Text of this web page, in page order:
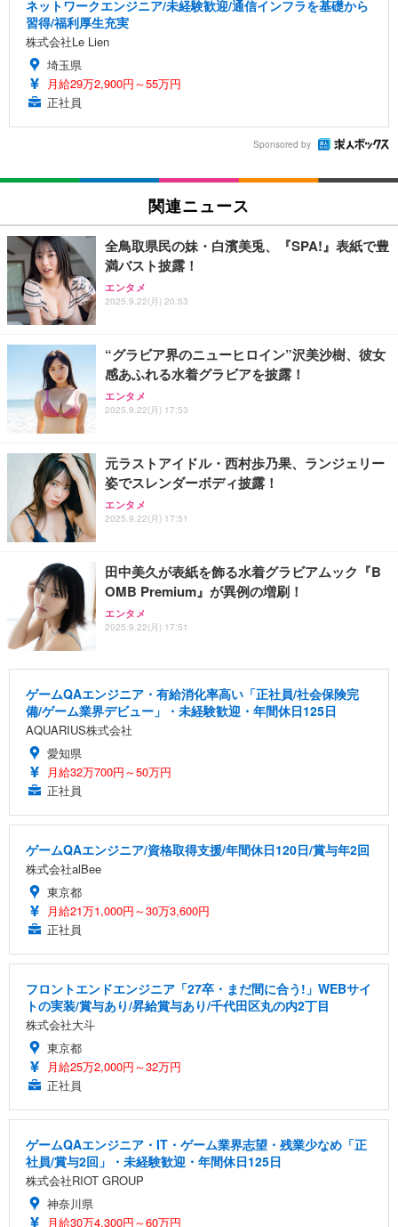
ネットワークエンジニア/未経験歓迎/通信インフラを基礎から
習得/福利厚生充実
株式会社Le Lien
埼玉県
月給29万2,900円～55万円
正社員
Sponsored by
関連ニュース
全鳥取県民の妹・白濱美兎、『SPA!』表紙で豊
満バスト披露！
エンタメ
2025.9.22(月) 20:53
“グラビア界のニューヒロイン”沢美沙樹、彼女
感あふれる水着グラビアを披露！
エンタメ
2025.9.22(月) 17:53
元ラストアイドル・西村歩乃果、ランジェリー
姿でスレンダーボディ披露！
エンタメ
2025.9.22(月) 17:51
田中美久が表紙を飾る水着グラビアムック『B
OMB Premium』が異例の増刷！
エンタメ
2025.9.22(月) 17:51
ゲームQAエンジニア・有給消化率高い「正社員/社会保険完
備/ゲーム業界デビュー」・未経験歓迎・年間休日125日
AQUARIUS株式会社
愛知県
月給32万700円～50万円
正社員
ゲームQAエンジニア/資格取得支援/年間休日120日/賞与年2回
株式会社alBee
東京都
月給21万1,000円～30万3,600円
正社員
フロントエンドエンジニア「27卒・まだ間に合う!」WEBサイ
トの実装/賞与あり/昇給賞与あり/千代田区丸の内2丁目
株式会社大斗
東京都
月給25万2,000円～32万円
正社員
ゲームQAエンジニア・IT・ゲーム業界志望・残業少なめ「正
社員/賞与2回」・未経験歓迎・年間休日125日
株式会社RIOT GROUP
神奈川県
月給30万4,300円～60万円